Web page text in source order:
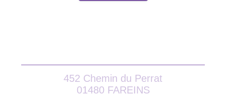
452 Chemin du Perrat
01480 FAREINS